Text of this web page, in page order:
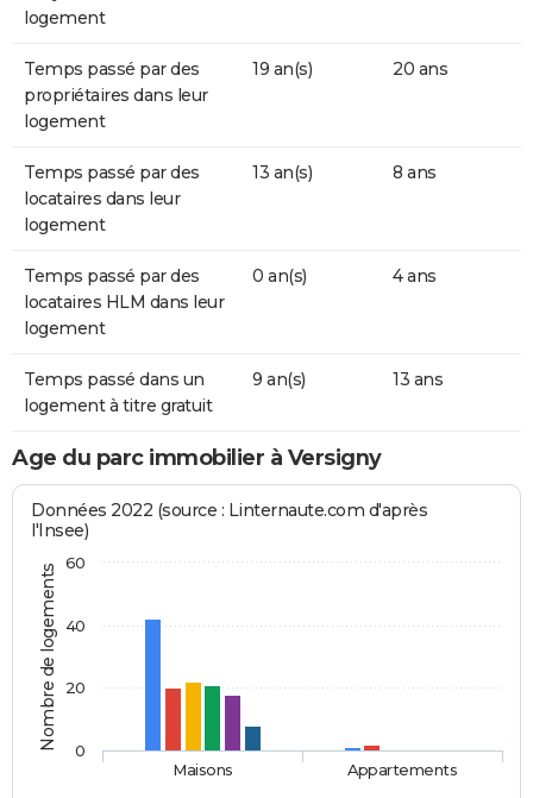
logement
Temps passé par des
propriétaires dans leur
logement
19 an(s) 20 ans
Temps passé par des
locataires dans leur
logement
13 an(s) 8 ans
Temps passé par des
locataires HLM dans leur
logement
0 an(s) 4 ans
Temps passé dans un
logement à titre gratuit
9 an(s) 13 ans
Age du parc immobilier à Versigny
Nombre de logements
Données 2022 (source : Linternaute.com d'après
l'Insee)
Maisons Appartements
0
20
40
60